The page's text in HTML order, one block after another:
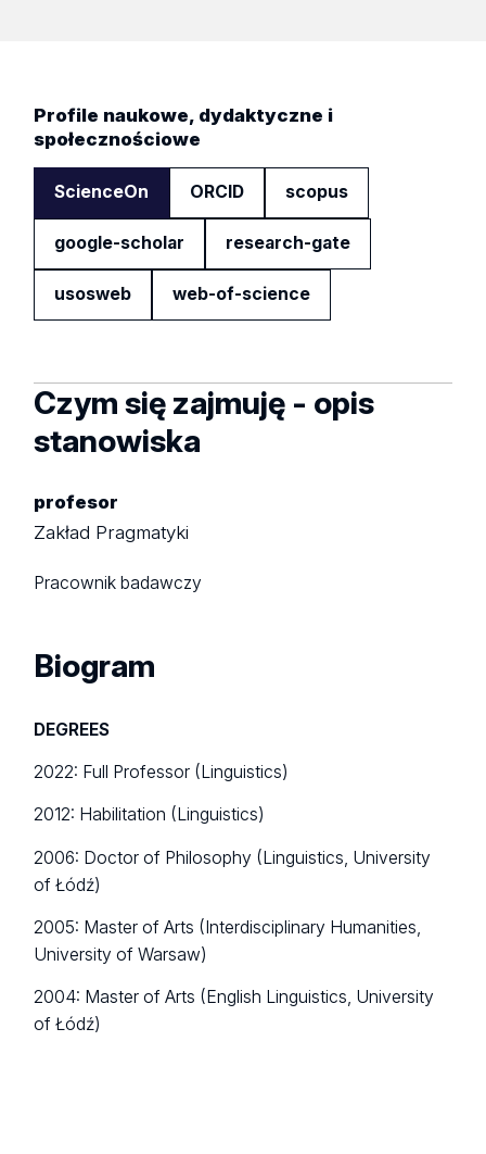
Profile naukowe, dydaktyczne i
społecznościowe
ScienceOn ORCID scopus
google-scholar research-gate
usosweb web-of-science
Czym się zajmuję - opis
stanowiska
profesor
Zakład Pragmatyki
Pracownik badawczy
Biogram
DEGREES
2022: Full Professor (Linguistics)
2012: Habilitation (Linguistics)
2006: Doctor of Philosophy (Linguistics, University
of Łódź)
2005: Master of Arts (Interdisciplinary Humanities,
University of Warsaw)
2004: Master of Arts (English Linguistics, University
of Łódź)